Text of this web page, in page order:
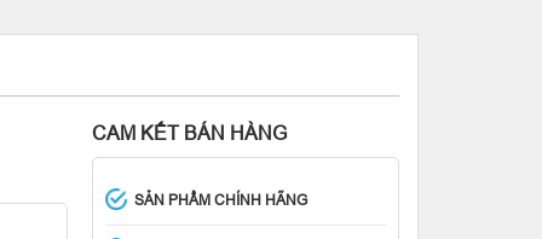
CAM KẾT BÁN HÀNG
SẢN PHẨM CHÍNH HÃNG